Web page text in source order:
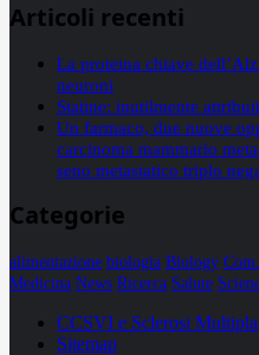
Articoli recenti
La proteina chiave
neuroni
Statine: inutilmente
Un farmaco, due nuove
carcinoma mammario
seno metastatico triplo
Categorie
alimentazione biologia Biology
Medicina News Ricerca Salute
CCSVI e Sclerosi Multipla
Sitemap